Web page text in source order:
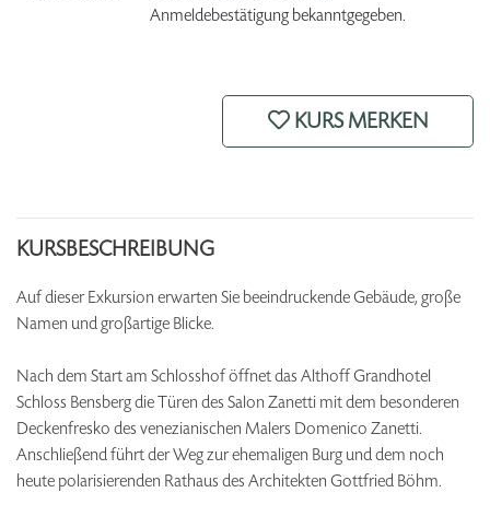
Anmeldebestätigung bekanntgegeben.
KURS MERKEN
KURSBESCHREIBUNG
Auf dieser Exkursion erwarten Sie beeindruckende Gebäude, große
Namen und großartige Blicke.
Nach dem Start am Schlosshof öffnet das Althoff Grandhotel
Schloss Bensberg die Türen des Salon Zanetti mit dem besonderen
Deckenfresko des venezianischen Malers Domenico Zanetti.
Anschließend führt der Weg zur ehemaligen Burg und dem noch
heute polarisierenden Rathaus des Architekten Gottfried Böhm.